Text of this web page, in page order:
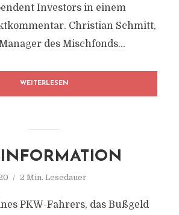
Investors in einem
Christian Schmitt,
des Mischfonds...
WEITERLESEN
2 Min. Lesedauer
PKW-Fahrers, das Bußgeld